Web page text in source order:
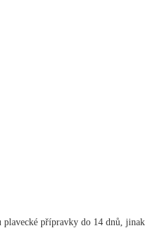
přípravky do 14 dnů, jinak